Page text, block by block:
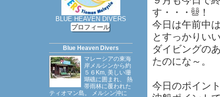
す・・・
！
今日は午前中
とすっかりい
ダイビングの
たのにな～。
今日のポイン
BLUE HEAVEN DIVERS
プロフィール
Blue Heaven Divers
マレーシアの東海
岸メルシンから約
５６Km, 美しい珊
瑚礁に囲まれ、 熱
帯雨林に覆われた
ティオマン島。 メルシン沖に